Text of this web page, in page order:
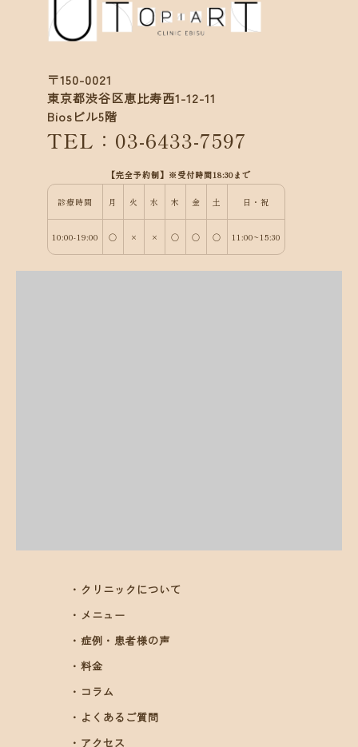
〒150-0021
東京都渋谷区恵比寿西1-12-11
Biosビル5階
TEL：03-6433-7597
【完全予約制】※受付時間18:30まで
診療時間 月 火 水 木 金 土 日・祝
10:00-19:00 ○ × × ○ ○ ○ 11:00~15:30
・クリニックについて
・メニュー
・症例・患者様の声
・料金
・コラム
・よくあるご質問
・アクセス